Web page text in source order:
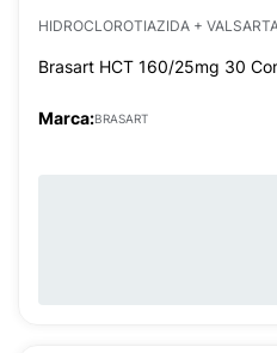
HIDROCLOROTIAZIDA +
Brasart HCT 160/25mg 30
Marca:BRASART